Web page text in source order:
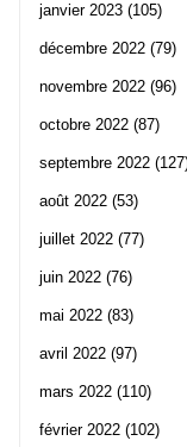
janvier 2023 (105)
décembre 2022 (79)
novembre 2022 (96)
octobre 2022 (87)
septembre 2022
août 2022 (53)
juillet 2022 (77)
juin 2022 (76)
mai 2022 (83)
avril 2022 (97)
mars 2022 (110)
février 2022 (102)